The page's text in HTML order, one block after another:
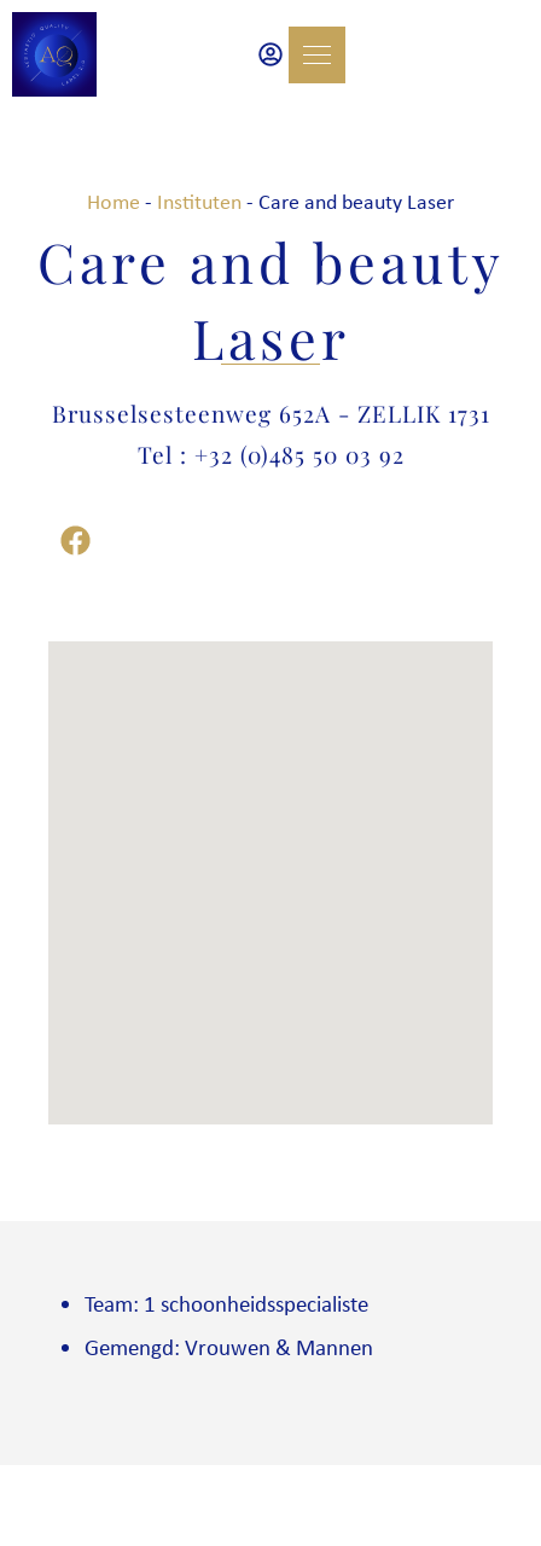
Home - Instituten- Care and beauty Laser
Care and beauty
Laser
Brusselsesteenweg 652A - ZELLIK 1731
Tel : +32 (0)485 50 03 92
Team: 1 schoonheidsspecialiste
Gemengd: Vrouwen & Mannen